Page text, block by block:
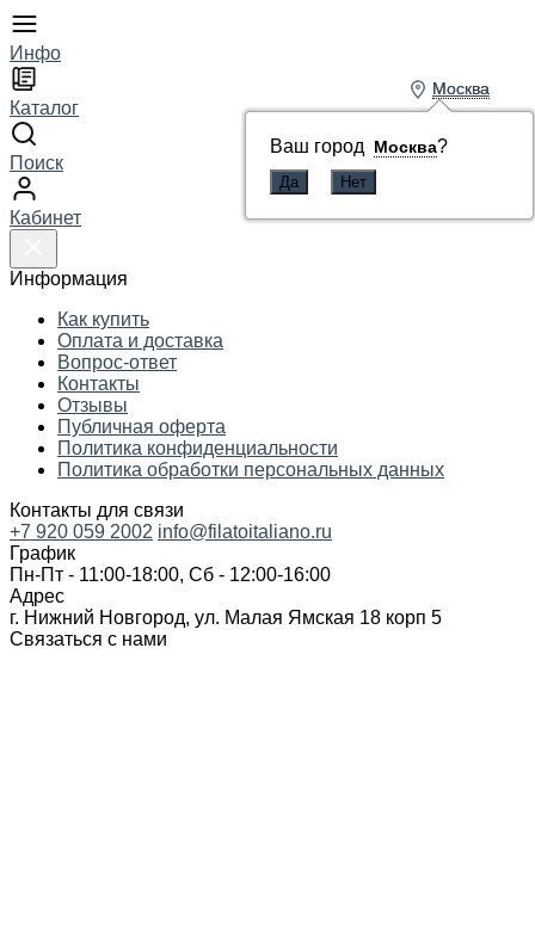
Инфо
Каталог
Поиск
Кабинет
Информация
Как купить
Оплата и доставка
Вопрос-ответ
Контакты
Отзывы
Публичная оферта
Политика конфиденциальности
Политика обработки персональных данных
Контакты для связи
Москва
Ваш город Москва?
+7 920 059 2002 info@filatoitaliano.ru
График
Пн-Пт - 11:00-18:00, Сб - 12:00-16:00
Адрес
г. Нижний Новгород, ул. Малая Ямская 18 корп 5
Связаться с нами
Москва
Ваш город Москва?